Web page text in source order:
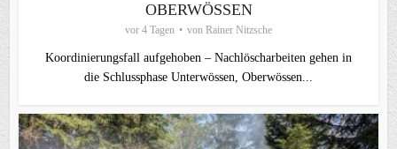
OBERWÖSSEN
vor 4 Tagen von Rainer Nitzsche
Koordinierungsfall aufgehoben – Nachlöscharbeiten gehen in
die Schlussphase Unterwössen, Oberwössen...